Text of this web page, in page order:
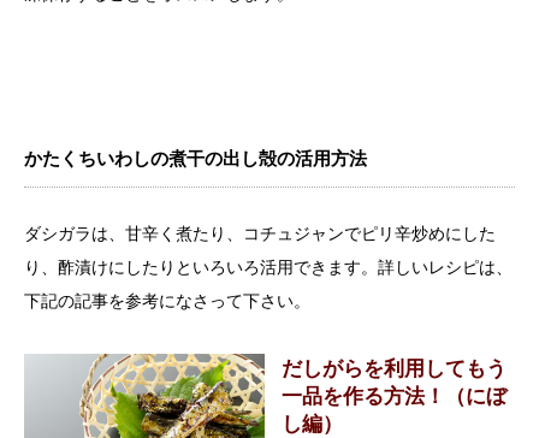
かたくちいわしの煮干の出し殻の活用方法
ダシガラは、甘辛く煮たり、コチュジャンでピリ辛炒めにした
り、酢漬けにしたりといろいろ活用できます。詳しいレシピは、
下記の記事を参考になさって下さい。
だしがらを利用してもう
一品を作る方法！（にぼ
し編）